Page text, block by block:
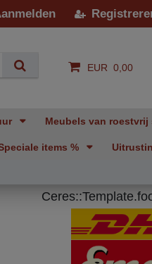
EUR 0,00
Meubels van roestvrij
items %